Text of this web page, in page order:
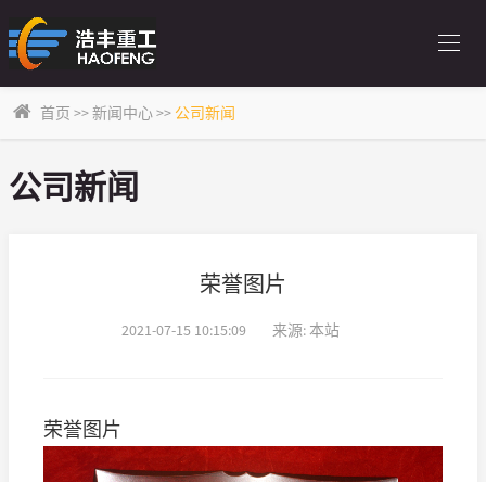
首页 >>新闻中心>> 公司新闻
公司新闻
荣誉图片
2021-07-15 10:15:09 来源: 本站
荣誉图片